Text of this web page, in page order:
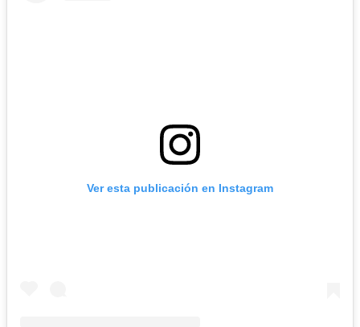
Ver esta publicación en Instagram